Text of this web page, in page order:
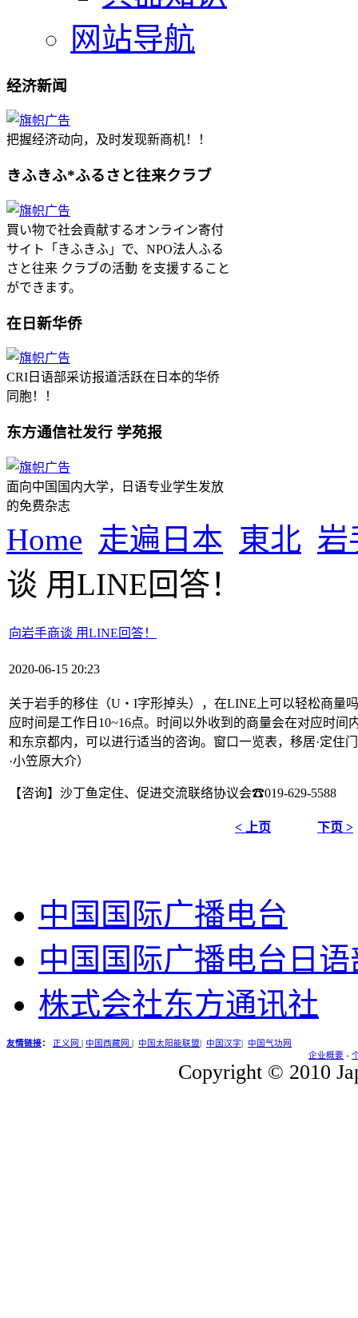
网站导航
经济新闻
把握经济动向，及时发现新商机！！
きふきふ*ふるさと往来クラブ
買い物で社会貢献するオンライン寄付
サイト「きふきふ」で、NPO法人ふる
さと往来 クラブの活動 を支援すること
ができます。
在日新华侨
CRI日语部采访报道活跃在日本的华侨
同胞！！
东方通信社发行 学苑报
面向中国国内大学，日语专业学生发放
的免费杂志
Home 走遍日本 東北 岩
谈 用LINE回答！
向岩手商谈 用LINE回答！
2020-06-15 20:23
关于岩手的移住（U・I字形掉头），在LINE上可以轻松商量
应时间是工作日10~16点。时间以外收到的商量会在对应时间
和东京都内，可以进行适当的咨询。窗口一览表，移居·定住
·小笠原大介）
【咨询】沙丁鱼定住、促进交流联络协议会☎019-629-5588
< 上页 下页 >
中国国际广播电台
中国国际广播电台日语
株式会社东方通讯社
友情链接： 正义网 中国西藏网 中国太阳能联盟 中国汉字
中国气功网
企业概要 -
Copyright © 2010